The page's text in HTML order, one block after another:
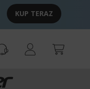
KUP TERAZ